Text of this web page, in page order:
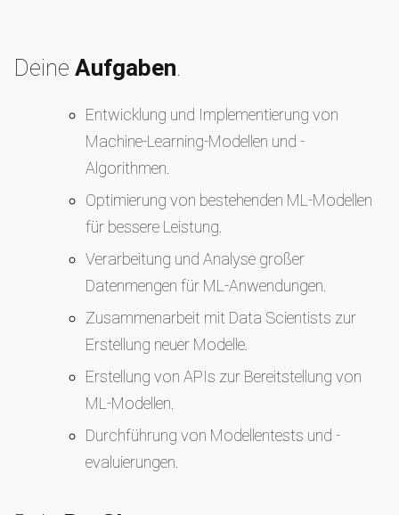
Deine Aufgaben.
Entwicklung und Implementierung von
Machine-Learning-Modellen und -
Algorithmen.
Optimierung von bestehenden ML-Modellen
für bessere Leistung.
Verarbeitung und Analyse großer
Datenmengen für ML-Anwendungen.
Zusammenarbeit mit Data Scientists zur
Erstellung neuer Modelle.
Erstellung von APIs zur Bereitstellung von
ML-Modellen.
Durchführung von Modellentests und -
evaluierungen.